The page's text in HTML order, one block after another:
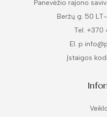
Panevėžio rajono
Beržų g. 50
Tel. +370
El. p
Įstaigos